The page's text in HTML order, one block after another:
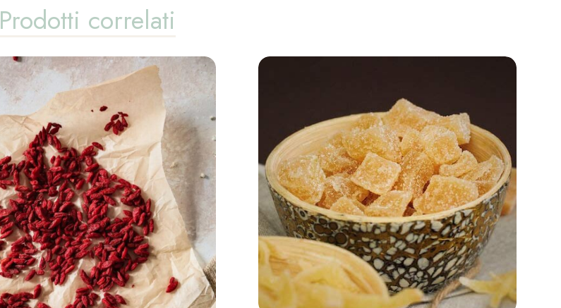
Prodotti correlati